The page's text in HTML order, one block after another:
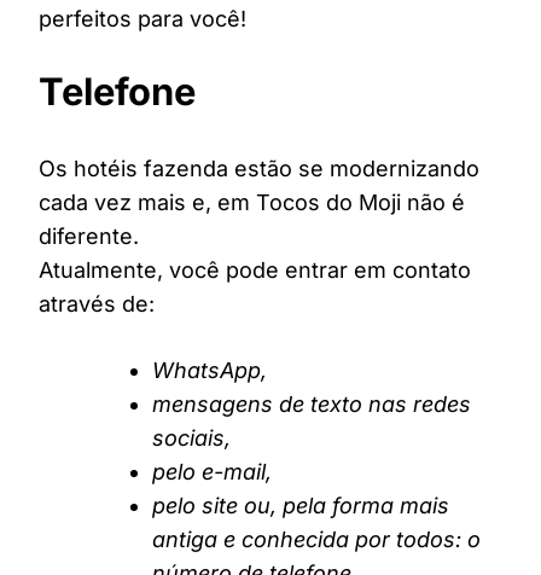
perfeitos para você!
Telefone
Os hotéis fazenda estão se modernizando
cada vez mais e, em Tocos do Moji não é
diferente.
Atualmente, você pode entrar em contato
através de:
WhatsApp,
mensagens de texto nas redes
sociais,
pelo e-mail,
pelo site ou, pela forma mais
antiga e conhecida por todos: o